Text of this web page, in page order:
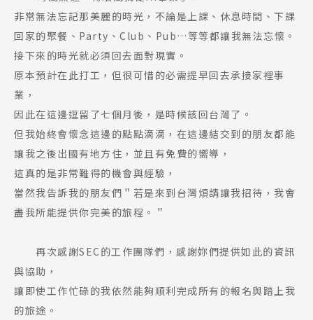
熱門搜尋：
護理
Pathway
非常無法忘記那美麗的時光，不論是上課、休息時間、下課
回家的聚餐、Party、Club、Pub…等等都讓我無法忘懷。
接下來的時光就必須回去面對現實。
原本預計在此打工，但很可惜的必需提早回去承接家裡事
業，
因此在這邊逗留了七個月後，是時候該回台灣了。
但我始終會懷念這邊的點點滴滴，在這邊結交到的朋友都能
讓我之後出國有地方住，並且有免費的嚮導，
這真的是非常難得的機會與經驗，
當然我告訴我的朋友們＂若是來到台灣煩請讓我招待，我會
盡我所能提供你完美的旅程。＂
再次感謝SEC的工作團隊們，感謝妳們提供如此的資訊
與協助，
讓即使工作忙碌的我依然能夠順利完成所有的報名與踏上我
的旅途。